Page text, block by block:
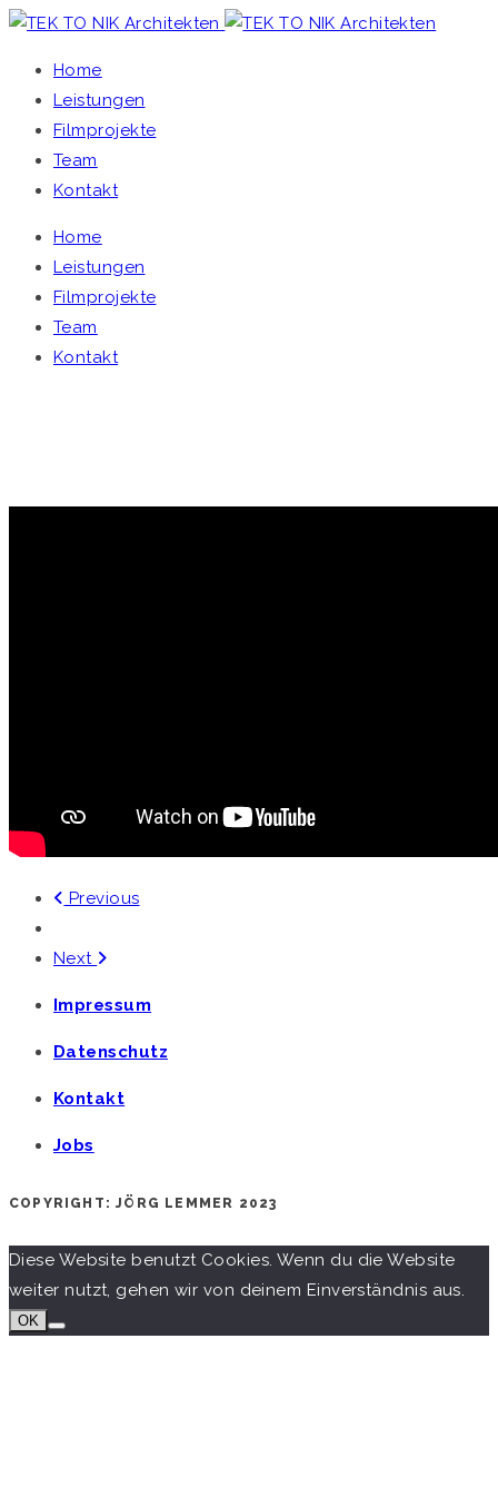
Home
Leistungen
Filmprojekte
Team
Kontakt
Home
Leistungen
Filmprojekte
Team
Kontakt
Previous
Next
Impressum
Datenschutz
Kontakt
Jobs
COPYRIGHT: JÖRG LEMMER 2023
Diese Website benutzt Cookies. Wenn du die Website
weiter nutzt, gehen wir von deinem Einverständnis aus.
OK